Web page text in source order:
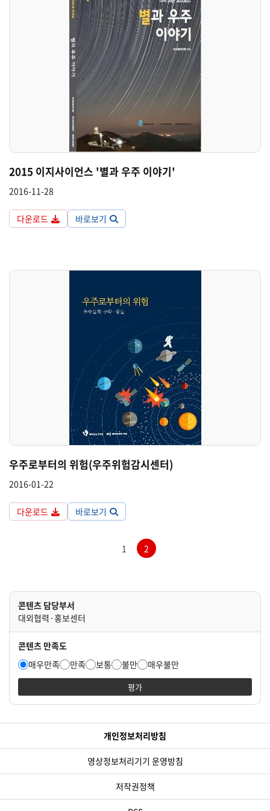
2015 이지사이언스 '별과 우주 이야기'
2016-11-28
다운로드 바로보기
우주로부터의 위험(우주위험감시센터)
2016-01-22
다운로드 바로보기
1 2
콘텐츠 담당부서
대외협력·홍보센터
콘텐츠 만족도
매우만족
만족 보통 불만 매우불만
평가
개인정보처리방침
영상정보처리기기 운영방침
저작권정책